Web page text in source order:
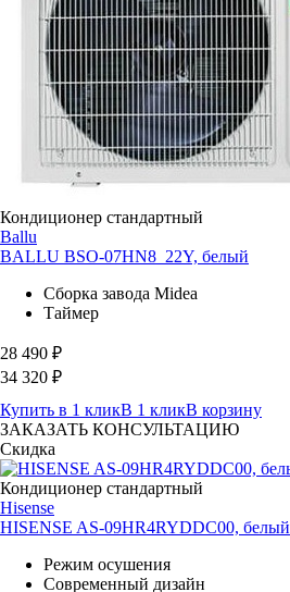
Кондиционер стандартный
Ballu
BALLU BSO-07HN8_22Y, белый
Сборка завода Midea
Таймер
28 490 ₽
34 320 ₽
Купить в 1 кликВ 1 кликВ корзину
ЗАКАЗАТЬ КОНСУЛЬТАЦИЮ
Скидка
Кондиционер стандартный
Hisense
HISENSE AS-09HR4RYDDC00, белый
Режим осушения
Современный дизайн